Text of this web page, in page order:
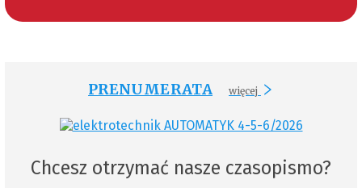
PRENUMERATA więcej
Chcesz otrzymać nasze czasopismo?